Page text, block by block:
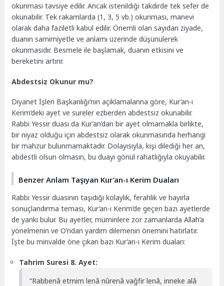
okunması tavsiye edilir. Ancak istenildiği takdirde tek sefer de
okunabilir. Tek rakamlarda (1, 3, 5 vb.) okunması, manevi
olarak daha faziletli kabul edilir. Önemli olan sayıdan ziyade,
duanın samimiyetle ve anlamı üzerinde düşünülerek
okunmasıdır. Besmele ile başlamak, duanın etkisini ve
bereketini artırır.
Abdestsiz Okunur mu?
Diyanet İşleri Başkanlığı’nın açıklamalarına göre, Kur’an-ı
Kerim’deki ayet ve sureler ezberden abdestsiz okunabilir.
Rabbi Yessir duası da Kur’an’dan bir ayet olmamakla birlikte,
bir niyaz olduğu için abdestsiz olarak okunmasında herhangi
bir mahzur bulunmamaktadır. Dolayısıyla, kişi dilediği her an,
abdestli olsun olmasın, bu duayı gönül rahatlığıyla okuyabilir.
Benzer Anlam Taşıyan Kur’an-ı Kerim Duaları
Rabbi Yessir duasının taşıdığı kolaylık, ferahlık ve hayırla
sonuçlandırma teması, Kur’an-ı Kerim’de geçen bazı ayetlerde
de yankı bulur. Bu ayetler, müminlere zor zamanlarda Allah’a
yönelmenin ve O’ndan yardım dilemenin önemini hatırlatır.
İşte bu minvalde öne çıkan bazı Kur’an-ı Kerim duaları:
Tahrim Suresi 8. Ayet:
“Rabbenâ etmim lenâ nûrenâ vağfir lenâ, inneke alâ